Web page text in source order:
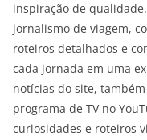
inspiração de
jornalismo de viagem,
roteiros detalhados e
cada jornada em uma
notícias do site,
programa de TV no
curiosidades e roteiros